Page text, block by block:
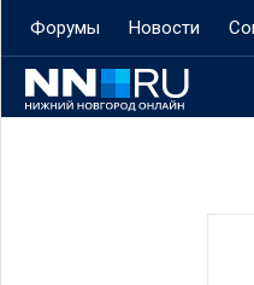
Форумы Новости